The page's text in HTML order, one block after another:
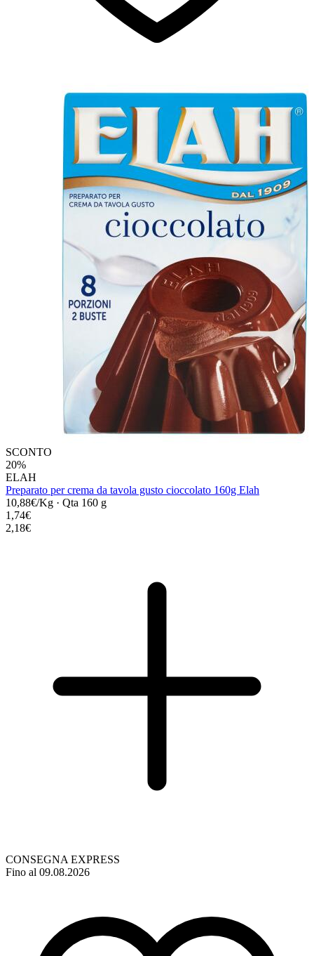
SCONTO
20%
ELAH
Preparato per crema da tavola gusto cioccolato 160g Elah
10,88€/Kg · Qta 160 g
1,74€
2,18€
CONSEGNA EXPRESS
Fino al 09.08.2026